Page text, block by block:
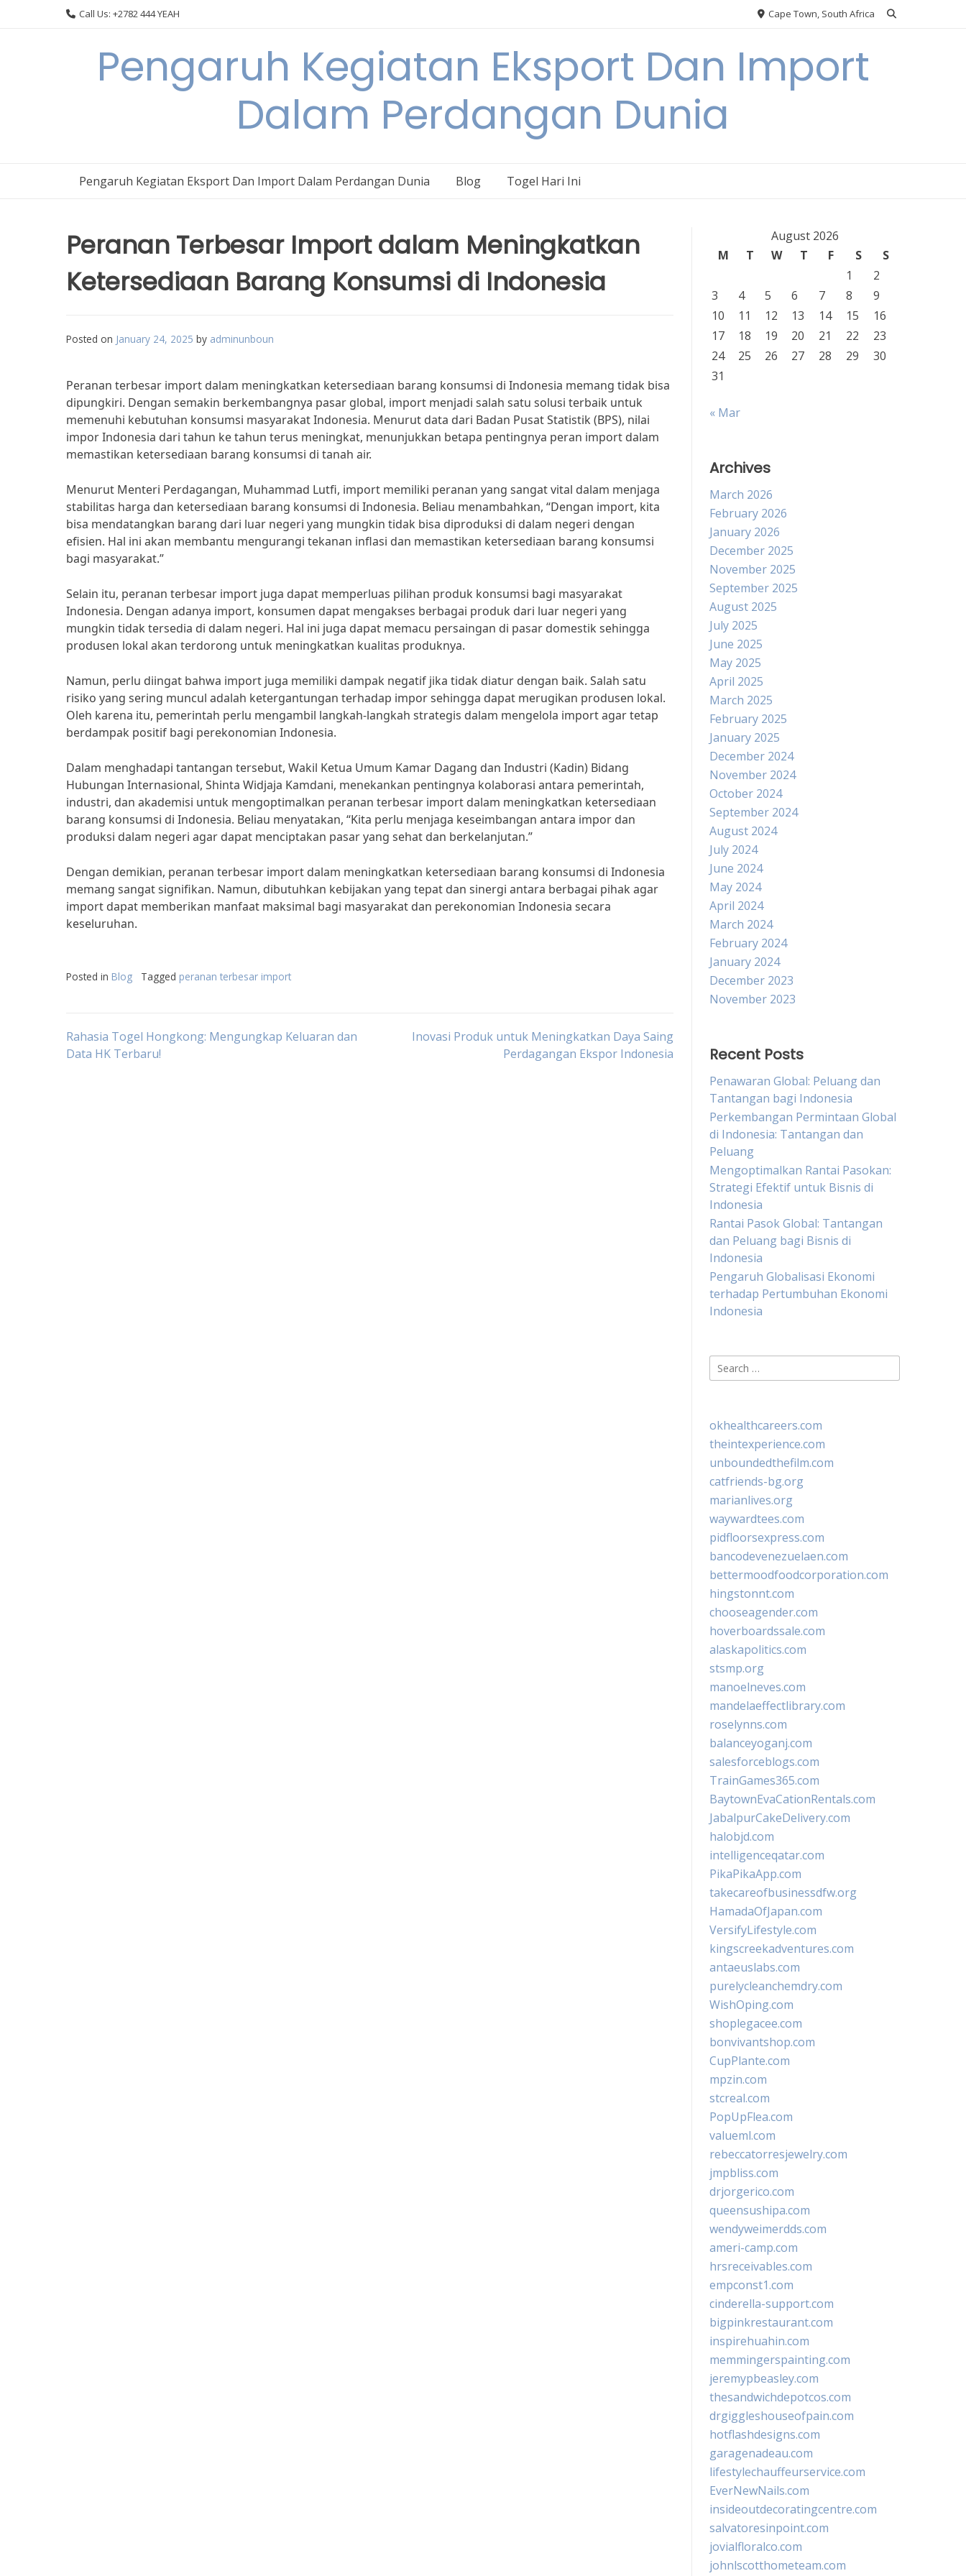
Call Us: +2782 444 YEAH Cape Town, South Africa
Pengaruh Kegiatan Eksport Dan Import
Dalam Perdangan Dunia
Pengaruh Kegiatan Eksport Dan Import Dalam Perdangan Dunia Blog Togel Hari Ini
Peranan Terbesar Import dalam Meningkatkan
Ketersediaan Barang Konsumsi di Indonesia
Posted on January 24, 2025 by adminunboun
Peranan terbesar import dalam meningkatkan ketersediaan barang konsumsi di Indonesia memang tidak bisa
dipungkiri. Dengan semakin berkembangnya pasar global, import menjadi salah satu solusi terbaik untuk
memenuhi kebutuhan konsumsi masyarakat Indonesia. Menurut data dari Badan Pusat Statistik (BPS), nilai
impor Indonesia dari tahun ke tahun terus meningkat, menunjukkan betapa pentingnya peran import dalam
memastikan ketersediaan barang konsumsi di tanah air.
Menurut Menteri Perdagangan, Muhammad Lutfi, import memiliki peranan yang sangat vital dalam menjaga
stabilitas harga dan ketersediaan barang konsumsi di Indonesia. Beliau menambahkan, “Dengan import, kita
bisa mendatangkan barang dari luar negeri yang mungkin tidak bisa diproduksi di dalam negeri dengan
efisien. Hal ini akan membantu mengurangi tekanan inflasi dan memastikan ketersediaan barang konsumsi
bagi masyarakat.”
Selain itu, peranan terbesar import juga dapat memperluas pilihan produk konsumsi bagi masyarakat
Indonesia. Dengan adanya import, konsumen dapat mengakses berbagai produk dari luar negeri yang
mungkin tidak tersedia di dalam negeri. Hal ini juga dapat memacu persaingan di pasar domestik sehingga
produsen lokal akan terdorong untuk meningkatkan kualitas produknya.
Namun, perlu diingat bahwa import juga memiliki dampak negatif jika tidak diatur dengan baik. Salah satu
risiko yang sering muncul adalah ketergantungan terhadap impor sehingga dapat merugikan produsen lokal.
Oleh karena itu, pemerintah perlu mengambil langkah-langkah strategis dalam mengelola import agar tetap
berdampak positif bagi perekonomian Indonesia.
Dalam menghadapi tantangan tersebut, Wakil Ketua Umum Kamar Dagang dan Industri (Kadin) Bidang
Hubungan Internasional, Shinta Widjaja Kamdani, menekankan pentingnya kolaborasi antara pemerintah,
industri, dan akademisi untuk mengoptimalkan peranan terbesar import dalam meningkatkan ketersediaan
barang konsumsi di Indonesia. Beliau menyatakan, “Kita perlu menjaga keseimbangan antara impor dan
produksi dalam negeri agar dapat menciptakan pasar yang sehat dan berkelanjutan.”
Dengan demikian, peranan terbesar import dalam meningkatkan ketersediaan barang konsumsi di Indonesia
memang sangat signifikan. Namun, dibutuhkan kebijakan yang tepat dan sinergi antara berbagai pihak agar
import dapat memberikan manfaat maksimal bagi masyarakat dan perekonomian Indonesia secara
keseluruhan.
Posted in Blog Tagged peranan terbesar import
Post
Rahasia Togel Hongkong: Mengungkap Keluaran dan
Data HK Terbaru!
Inovasi Produk untuk Meningkatkan Daya Saing
Perdagangan Ekspor Indonesia
August 2026
M
T W T F S
S
1
2
3
4 5 6 7 8
9
10
11 12 13 14 15
16
17
18 19 20 21 22
23
24
25 26 27 28 29
30
31
« Mar
Archives
March 2026
February 2026
January 2026
December 2025
November 2025
September 2025
August 2025
July 2025
June 2025
May 2025
April 2025
March 2025
February 2025
January 2025
December 2024
November 2024
October 2024
September 2024
August 2024
July 2024
June 2024
May 2024
April 2024
March 2024
February 2024
January 2024
December 2023
November 2023
Recent Posts
Penawaran Global: Peluang dan
Tantangan bagi Indonesia
Perkembangan Permintaan Global
di Indonesia: Tantangan dan
Peluang
Mengoptimalkan Rantai Pasokan:
Strategi Efektif untuk Bisnis di
Indonesia
Rantai Pasok Global: Tantangan
dan Peluang bagi Bisnis di
Indonesia
Pengaruh Globalisasi Ekonomi
terhadap Pertumbuhan Ekonomi
Indonesia
Search
for:
okhealthcareers.com
theintexperience.com
unboundedthefilm.com
catfriends-bg.org
marianlives.org
waywardtees.com
pidfloorsexpress.com
bancodevenezuelaen.com
bettermoodfoodcorporation.com
hingstonnt.com
chooseagender.com
hoverboardssale.com
alaskapolitics.com
stsmp.org
manoelneves.com
mandelaeffectlibrary.com
roselynns.com
balanceyoganj.com
salesforceblogs.com
TrainGames365.com
BaytownEvaCationRentals.com
JabalpurCakeDelivery.com
halobjd.com
intelligenceqatar.com
PikaPikaApp.com
takecareofbusinessdfw.org
HamadaOfJapan.com
VersifyLifestyle.com
kingscreekadventures.com
antaeuslabs.com
purelycleanchemdry.com
WishOping.com
shoplegacee.com
bonvivantshop.com
CupPlante.com
mpzin.com
stcreal.com
PopUpFlea.com
valueml.com
rebeccatorresjewelry.com
jmpbliss.com
drjorgerico.com
queensushipa.com
wendyweimerdds.com
ameri-camp.com
hrsreceivables.com
empconst1.com
cinderella-support.com
bigpinkrestaurant.com
inspirehuahin.com
memmingerspainting.com
jeremypbeasley.com
thesandwichdepotcos.com
drgiggleshouseofpain.com
hotflashdesigns.com
garagenadeau.com
lifestylechauffeurservice.com
EverNewNails.com
insideoutdecoratingcentre.com
salvatoresinpoint.com
jovialfloralco.com
johnlscotthometeam.com